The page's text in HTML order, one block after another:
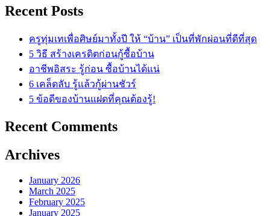
Recent Posts
ครูทุ่มเทเพื่อศิษย์มาทั้งปี ให้ “บ้าน” เป็นที่พักผ่อนที่ดีที่สุด
5 วิธี สร้างเครดิตก่อนกู้ซื้อบ้าน
อาชีพอิสระ รู้ก่อน ซื้อบ้านได้แน่
6 เคล็ดลับ รู้แล้วกู้ผ่านชัวร์
5 ข้อดีของบ้านแฝดที่คุณต้องรู้!
Recent Comments
Archives
January 2026
March 2025
February 2025
January 2025